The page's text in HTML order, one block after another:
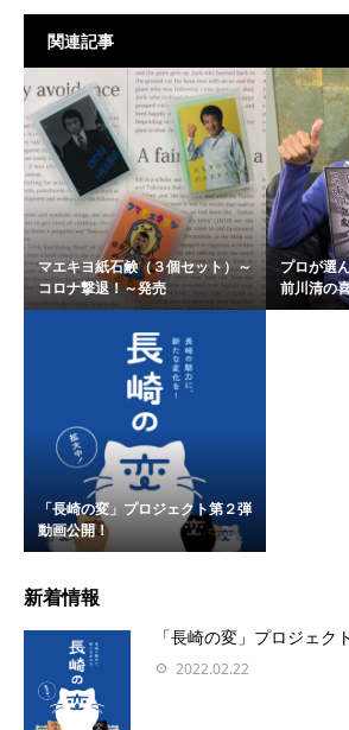
関連記事
マエキヨ紙石鹸（３個セット）～
コロナ撃退！～発売
プロが選
前川清の
「長崎の変」プロジェクト第２弾
動画公開！
新着情報
「長崎の変」プロジェク
2022.02.22